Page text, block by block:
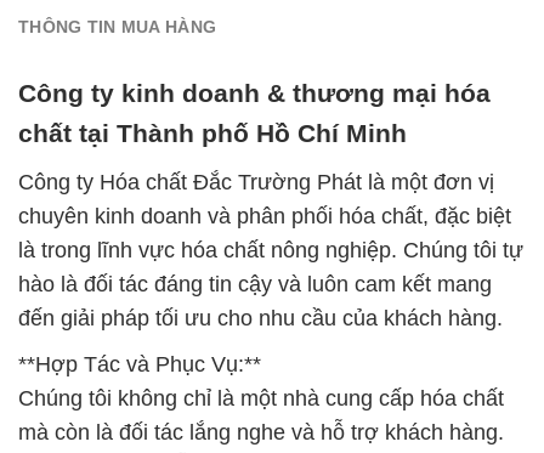
THÔNG TIN MUA HÀNG
Công ty kinh doanh & thương mại hóa
chất tại Thành phố Hồ Chí Minh
Công ty Hóa chất Đắc Trường Phát là một đơn vị
chuyên kinh doanh và phân phối hóa chất, đặc biệt
là trong lĩnh vực hóa chất nông nghiệp. Chúng tôi tự
hào là đối tác đáng tin cậy và luôn cam kết mang
đến giải pháp tối ưu cho nhu cầu của khách hàng.
**Hợp Tác và Phục Vụ:**
Chúng tôi không chỉ là một nhà cung cấp hóa chất
mà còn là đối tác lắng nghe và hỗ trợ khách hàng.